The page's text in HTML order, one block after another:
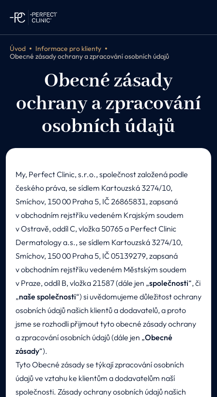
Úvod
Informace pro klienty
Obecné zásady ochrany a zpracování osobních údajů
Obecné zásady
ochrany a zpracování
osobních údajů
My, Perfect Clinic, s.r.o., společnost založená podle
českého práva, se sídlem Kartouzská 3274/10,
Smíchov, 150 00 Praha 5, IČ 26865831, zapsaná
v obchodním rejstříku vedeném Krajským soudem
v Ostravě, oddíl C, vložka 50765 a Perfect Clinic
Dermatology a.s., se sídlem Kartouzská 3274/10,
Smíchov, 150 00 Praha 5, IČ 05139279, zapsaná
v obchodním rejstříku vedeném Městským soudem
v Praze, oddíl B, vložka 21587 (dále jen „společnosti“, či
„naše společnosti“) si uvědomujeme důležitost ochrany
osobních údajů našich klientů a dodavatelů, a proto
jsme se rozhodli přijmout tyto obecné zásady ochrany
a zpracování osobních údajů (dále jen „Obecné
zásady“).
Tyto Obecné zásady se týkají zpracování osobních
údajů ve vztahu ke klientům a dodavatelům naší
společnosti. Zásady ochrany osobních údajů našich